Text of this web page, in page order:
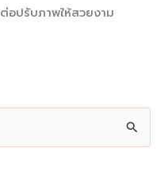
ปรับภาพให้สวยงาม